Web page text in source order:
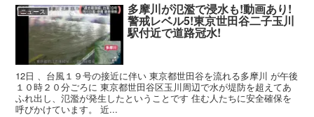
ニュース 多摩川が氾濫で浸水も!動画あり!
警戒レベル5!東京世田谷二子玉川
駅付近で道路冠水!
12日 、台風１９号の接近に伴い 東京都世田谷を流れる多摩川 が午後
１０時２０分ごろに 東京都世田谷区玉川周辺で水が堤防を超えてあ
ふれ出し、氾濫が発生したということです 住む人たちに安全確保を
呼びかけています。 近...